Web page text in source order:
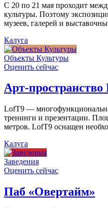
С 20 по 21 мая проходит
культуры. Поэтому
музеев, галерей и
Калуга
Объекты Культуры
Оценить сейчас
Арт-пространство
LofT9 —
тренинги и презентации.
метров. LofT9 оснащен
Калуга
Заведения
Оценить сейчас
Паб «Овертайм»